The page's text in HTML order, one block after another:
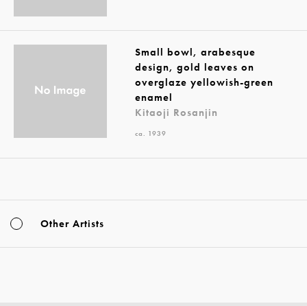
Small bowl, arabesque
design, gold leaves on
overglaze yellowish-green
enamel
Kitaoji Rosanjin
ca. 1939
Other Artists